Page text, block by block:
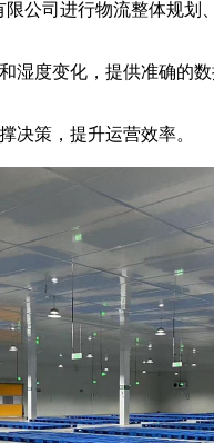
公司进行物流整体规划
湿度变化，提供准确的
决策，提升运营效率。